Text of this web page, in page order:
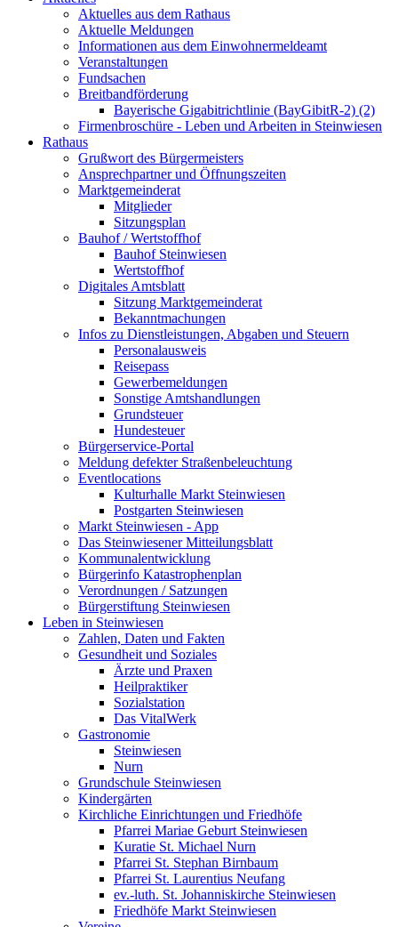
Aktuelles aus dem Rathaus
Aktuelle Meldungen
Informationen aus dem Einwohnermeldeamt
Veranstaltungen
Fundsachen
Breitbandförderung
Bayerische Gigabitrichtlinie (BayGibitR-2) (2)
Firmenbroschüre - Leben und Arbeiten in Steinwiesen
Rathaus
Grußwort des Bürgermeisters
Ansprechpartner und Öffnungszeiten
Marktgemeinderat
Mitglieder
Sitzungsplan
Bauhof / Wertstoffhof
Bauhof Steinwiesen
Wertstoffhof
Digitales Amtsblatt
Sitzung Marktgemeinderat
Bekanntmachungen
Infos zu Dienstleistungen, Abgaben und Steuern
Personalausweis
Reisepass
Gewerbemeldungen
Sonstige Amtshandlungen
Grundsteuer
Hundesteuer
Bürgerservice-Portal
Meldung defekter Straßenbeleuchtung
Eventlocations
Kulturhalle Markt Steinwiesen
Postgarten Steinwiesen
Markt Steinwiesen - App
Das Steinwiesener Mitteilungsblatt
Kommunalentwicklung
Bürgerinfo Katastrophenplan
Verordnungen / Satzungen
Bürgerstiftung Steinwiesen
Leben in Steinwiesen
Zahlen, Daten und Fakten
Gesundheit und Soziales
Ärzte und Praxen
Heilpraktiker
Sozialstation
Das VitalWerk
Gastronomie
Steinwiesen
Nurn
Grundschule Steinwiesen
Kindergärten
Kirchliche Einrichtungen und Friedhöfe
Pfarrei Mariae Geburt Steinwiesen
Kuratie St. Michael Nurn
Pfarrei St. Stephan Birnbaum
Pfarrei St. Laurentius Neufang
ev.-luth. St. Johanniskirche Steinwiesen
Friedhöfe Markt Steinwiesen